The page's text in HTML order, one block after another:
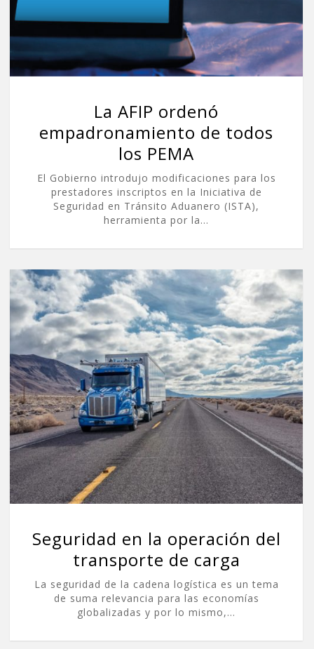
La AFIP ordenó
empadronamiento de todos
los PEMA
El Gobierno introdujo modificaciones para los
prestadores inscriptos en la Iniciativa de
Seguridad en Tránsito Aduanero (ISTA),
herramienta por la…
Seguridad en la operación del
transporte de carga
La seguridad de la cadena logística es un tema
de suma relevancia para las economías
globalizadas y por lo mismo,…